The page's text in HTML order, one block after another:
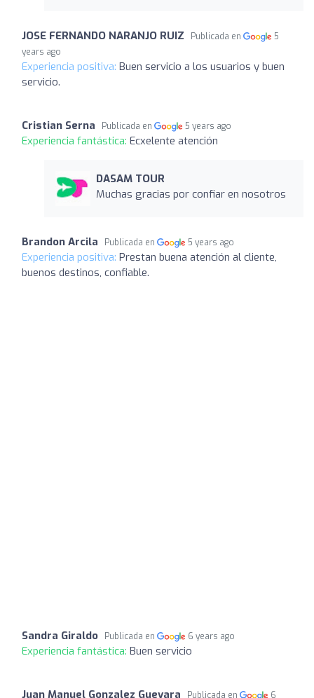
JOSE FERNANDO NARANJO RUIZ Publicada en
5
years ago
Experiencia positiva: Buen servicio a los usuarios y buen
servicio.
Cristian Serna Publicada en 5 years ago
Experiencia fantástica: Ecxelente atención
DASAM TOUR
Muchas gracias por confiar en nosotros
Brandon Arcila Publicada en 5 years ago
Experiencia positiva: Prestan buena atención al cliente,
buenos destinos, confiable.
Sandra Giraldo Publicada en 6 years ago
Experiencia fantástica: Buen servicio
Juan Manuel Gonzalez Guevara Publicada en 6